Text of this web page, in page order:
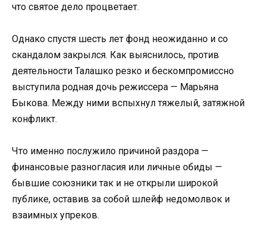
что святое дело процветает.
Однако спустя шесть лет фонд неожиданно и со
скандалом закрылся. Как выяснилось, против
деятельности Талашко резко и бескомпромиссно
выступила родная дочь режиссера — Марьяна
Быкова. Между ними вспыхнул тяжелый, затяжной
конфликт.
Что именно послужило причиной раздора —
финансовые разногласия или личные обиды —
бывшие союзники так и не открыли широкой
публике, оставив за собой шлейф недомолвок и
взаимных упреков.